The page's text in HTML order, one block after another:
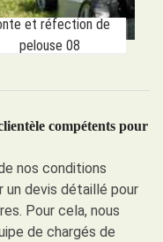
et réfection de
pelouse 08
compétents pour
nos conditions
un devis détaillé pour
Pour cela, nous
de chargés de